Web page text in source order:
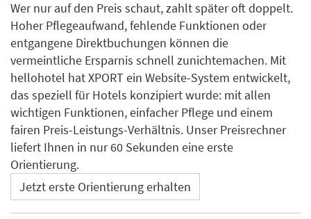
Wer nur auf den Preis schaut, zahlt später oft doppelt.
Hoher Pflegeaufwand, fehlende Funktionen oder
entgangene Direktbuchungen können die
vermeintliche Ersparnis schnell zunichtemachen. Mit
hellohotel hat XPORT ein Website-System entwickelt,
das speziell für Hotels konzipiert wurde: mit allen
wichtigen Funktionen, einfacher Pflege und einem
fairen Preis-Leistungs-Verhältnis. Unser Preisrechner
liefert Ihnen in nur 60 Sekunden eine erste
Orientierung.
Jetzt erste Orientierung erhalten